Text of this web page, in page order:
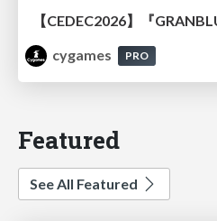
cygames
PRO
Featured
See All Featured